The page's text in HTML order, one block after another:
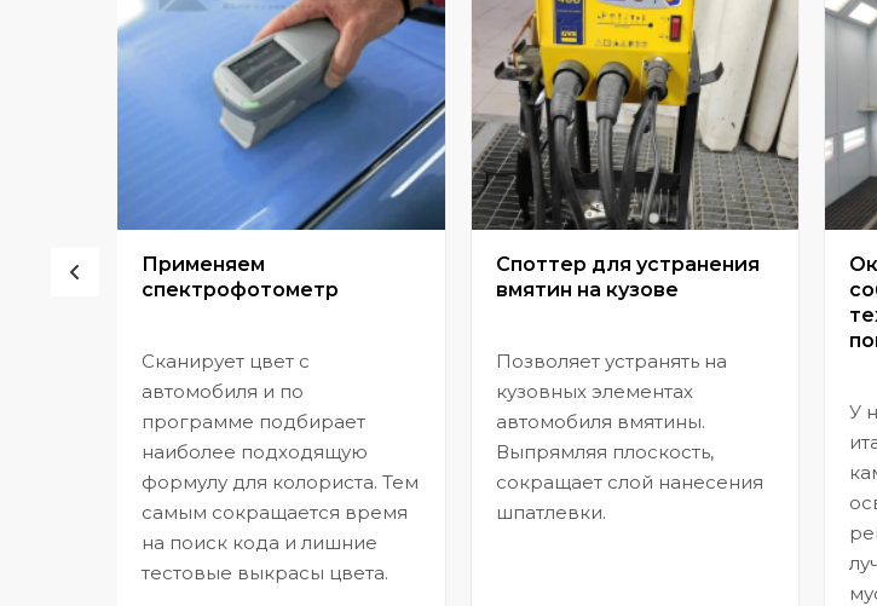
Применяем
спектрофотометр
Сканирует цвет с
автомобиля и по
программе подбирает
наиболее подходящую
формулу для колориста. Тем
самым сокращается время
на поиск кода и лишние
тестовые выкрасы цвета.
Споттер для устранения
вмятин на кузове
Позволяет устранять на
кузовных элементах
автомобиля вмятины.
Выпрямляя плоскость,
сокращает слой нанесения
шпатлевки.
У